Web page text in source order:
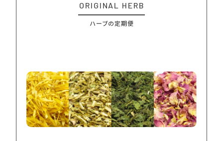
O RI G I NA L H ERB
ハーブの定期便